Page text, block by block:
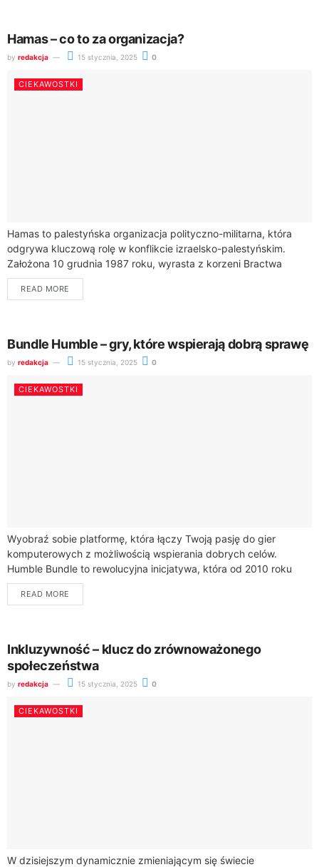
Hamas – co to za organizacja?
by redakcja 15 stycznia, 2025 0
CIEKAWOSTKI
Hamas to palestyńska organizacja polityczno-militarna, która
odgrywa kluczową rolę w konflikcie izraelsko-palestyńskim.
Założona 10 grudnia 1987 roku, wyrasta z korzeni Bractwa
Muzułmańskiego i stanowi istotny element złożonej mozaiki
bliskowschodnich stosunków...
READ MORE
Bundle Humble – gry, które wspierają dobrą sprawę
by redakcja 15 stycznia, 2025 0
CIEKAWOSTKI
Wyobraź sobie platformę, która łączy Twoją pasję do gier
komputerowych z możliwością wspierania dobrych celów.
Humble Bundle to rewolucyjna inicjatywa, która od 2010 roku
zmienia sposób, w jaki kupujemy i...
READ MORE
Inkluzywność – klucz do zrównoważonego
społeczeństwa
by redakcja 15 stycznia, 2025 0
CIEKAWOSTKI
W dzisiejszym dynamicznie zmieniającym się świecie